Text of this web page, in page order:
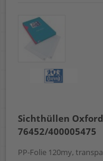
Sichthüllen
76452/400005475
PP-Folie 120my,